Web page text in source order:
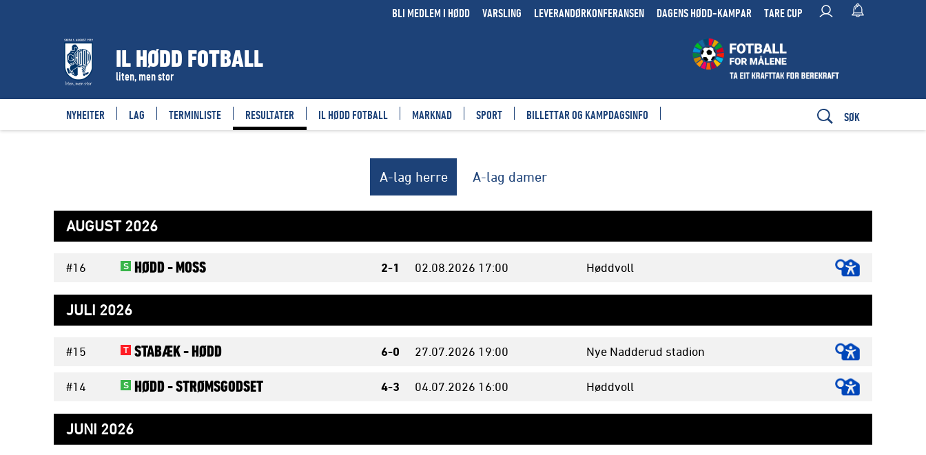
BLI MEDLEM I HØDD VARSLING LEVERANDØRKONFERANSEN DAGENS HØDD-KAMPAR TARE CUP
IL HØDD FOTBALL
liten, men stor
NYHEITER LAG TERMINLISTE RESULTATER IL HØDD FOTBALL MARKNAD SPORT BILLETTAR OG KAMPDAGSINFO SØK
A-lag herre A-lag damer
AUGUST 2026
#16 S HØDD -MOSS 2-1 02.08. 2026 17:00 Høddvoll
JULI 2026
#15 T STABÆK -HØDD 6-0 27.07. 2026 19:00 Nye Nadderud stadion
#14 S HØDD -STRØMSGODSET 4-3 04.07. 2026 16:00 Høddvoll
JUNI 2026